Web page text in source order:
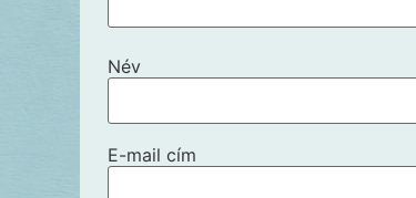
Név
E-mail cím